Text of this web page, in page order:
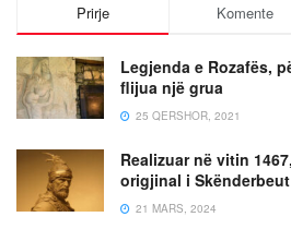
Prirje Komente
Legjenda e Rozafës,
flijua një grua
25 QERSHOR, 2021
Realizuar në vitin
origjinal i
21 MARS, 2024